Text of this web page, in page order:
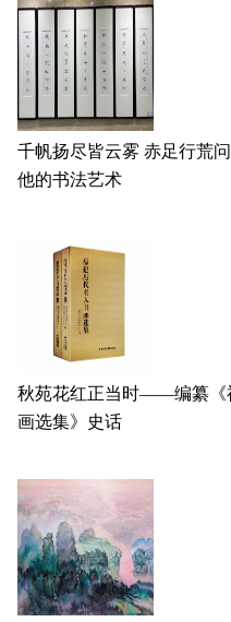
千帆扬尽皆云雾 赤足行荒
他的书法艺术
秋苑花红正当时——编纂《
画选集》史话